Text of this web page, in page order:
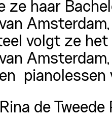
ze haar
volgt ze
de